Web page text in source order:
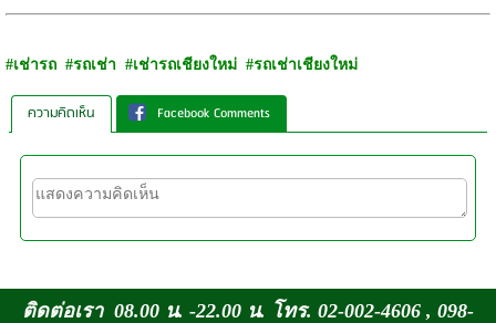
#เช่ารถ #รถเช่า #เช่ารถเชียงใหม่ #รถเช่าเชียงใหม่
ความคิดเห็น Facebook Comments
ติดต่อเรา 08.00 น. -22.00 น. โทร. 02-002-4606 , 098-